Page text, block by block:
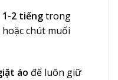
1-2 tiếngtrong
chút muối
áo để luôn giữ